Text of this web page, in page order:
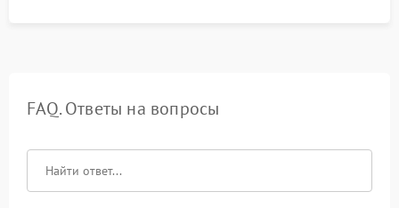
FAQ. Ответы на вопросы